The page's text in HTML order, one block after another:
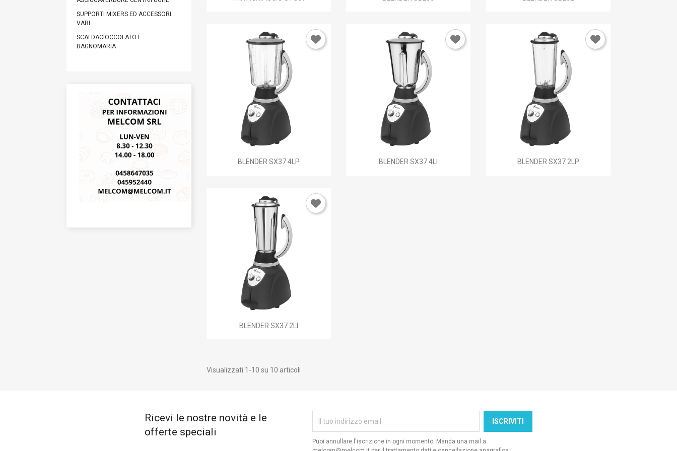
SUPPORTI MIXERS ED ACCESSORI
VARI
SCALDACIOCCOLATO E
BAGNOMARIA
Anteprima
BLENDER SX37 4LP Anteprima
BLENDER SX37 4LI Anteprima
BLENDER SX37 2LP
Anteprima
BLENDER SX37 2LI
Visualizzati 1-10 su 10 articoli
Ricevi le nostre novità e le
offerte speciali
Puoi annullare l'iscrizione in ogni momento. Manda una mail a